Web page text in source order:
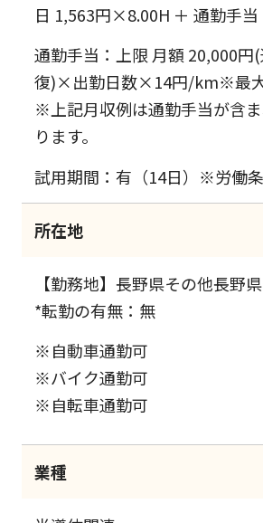
日 1,563円×8.00H ＋ 通勤手当
通勤手当：上限 月額 20,000円
復)×出勤日数×14円/km※最
※上記月収例は通勤手当が含
ります。
試用期間：有（14日）※労働
所在地
【勤務地】長野県その他長野県
*転勤の有無：無
※自動車通勤可
※バイク通勤可
※自転車通勤可
業種